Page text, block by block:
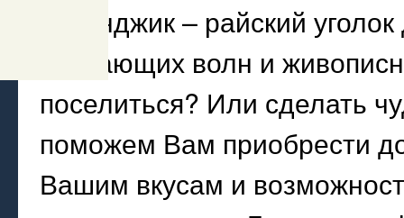
Геленджик – райский
ласкающих волн и
поселиться? Или сделать
поможем Вам приобрести
Вашим вкусам и